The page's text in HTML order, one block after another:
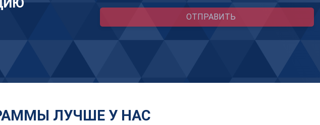
ОТПРАВИТЬ
ЛУЧШЕ У НАС